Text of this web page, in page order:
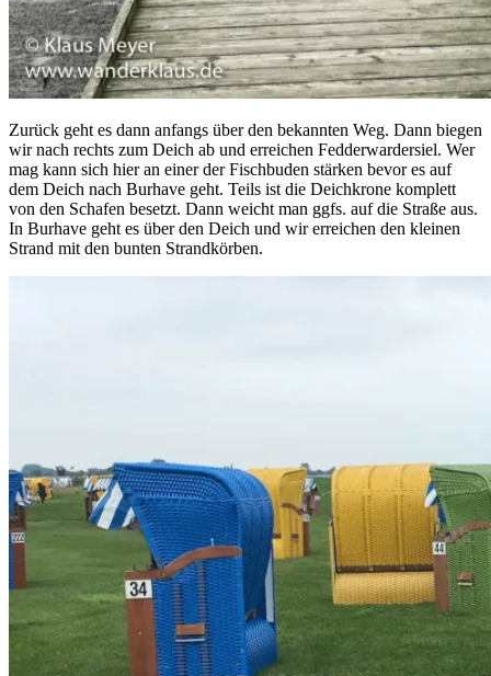
Zurück geht es dann anfangs über den bekannten Weg. Dann biegen
wir nach rechts zum Deich ab und erreichen Fedderwardersiel. Wer
mag kann sich hier an einer der Fischbuden stärken bevor es auf
dem Deich nach Burhave geht. Teils ist die Deichkrone komplett
von den Schafen besetzt. Dann weicht man ggfs. auf die Straße aus.
In Burhave geht es über den Deich und wir erreichen den kleinen
Strand mit den bunten Strandkörben.